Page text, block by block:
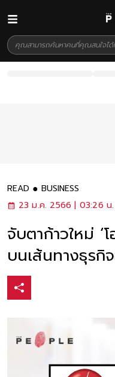
READ
BUSINESS
23 ม.ค. 2566 | 03:26 น.
จับตาก้าวใหม่ ‘
บนเส้นทางธุรกิ